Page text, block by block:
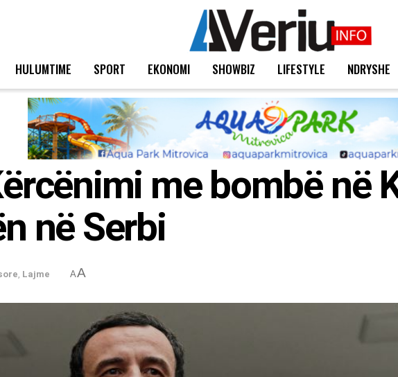
HULUMTIME SPORT EKONOMI SHOWBIZ LIFESTYLE NDRYSHE
me bombë në
në Serbi
, Lajme AA